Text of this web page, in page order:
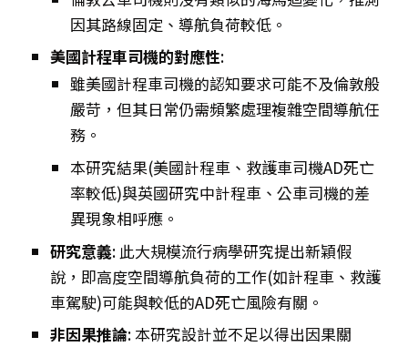
因其路線固定、導航負荷較低。
美國計程車司機的對應性:
雖美國計程車司機的認知要求可能不及倫敦般
嚴苛，但其日常仍需頻繁處理複雜空間導航任
務。
本研究結果(美國計程車、救護車司機AD死亡
率較低)與英國研究中計程車、公車司機的差
異現象相呼應。
研究意義: 此大規模流行病學研究提出新穎假
說，即高度空間導航負荷的工作(如計程車、救護
車駕駛)可能與較低的AD死亡風險有關。
非因果推論: 本研究設計並不足以得出因果關